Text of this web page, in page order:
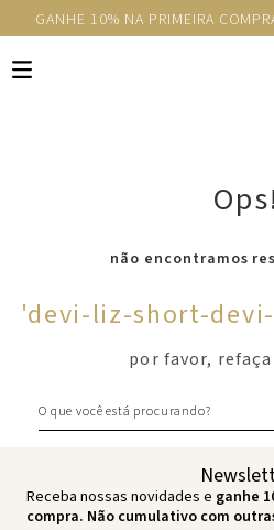
GANHE 10% NA PRIMEIRA
Ops!
não encontramos
'devi-liz-short-
por favor, refaça
Receba nossas novidades e ganhe
compra. Não cumulativo com